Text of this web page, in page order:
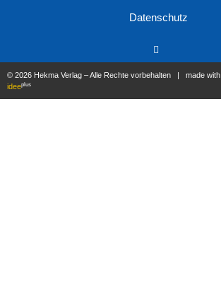
Datenschutz
© 2026 Hekma Verlag – Alle Rechte vorbehalten | made with
ideeplus